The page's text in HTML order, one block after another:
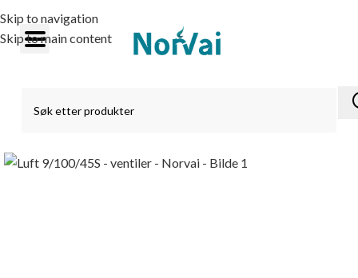
Skip to navigation
Skip to main content